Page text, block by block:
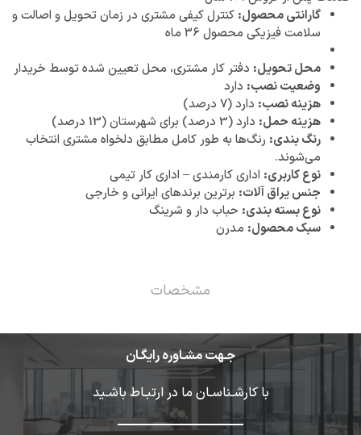
مشخصات
گارانتی محصول: کنترل کیفی مشتری در زمان تحویل و اصالت و
سلامت فیزیکی محصول ۳۶ ماه
محل تحویل: دفتر کار مشتری، محل تعیین شده توسط خریدار
وضعیت نصب: دارد
هزینه نصب: دارد (7 درصد)
هزینه حمل: دارد (3 درصد) برای شهرستان (13 درصد)
رنگ بندی: رنگ‌ها به طور کامل مطابق دلخواه مشتری انتخاب
می‌شوند.
نوع کاربری: اداری کارمندی – اداری کار تیمی
جنس یراق آلات: برترین برندهای ایرانی و خارجی
نوع بسته بندی: حباب دار و شرینگ
سبک محصول: مدرن
جـهت مشـاوره رایگـان
با کارشـناسـان ما در ارتبـاط باشـید